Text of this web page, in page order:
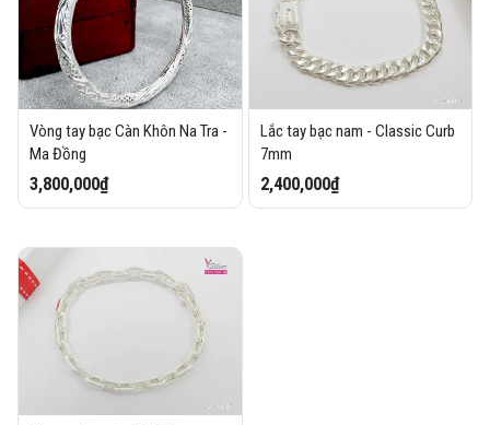
Vòng tay bạc Càn Khôn Na Tra -
Ma Đồng
3,800,000₫
Lắc tay bạc nam - Classic Curb
7mm
2,400,000₫